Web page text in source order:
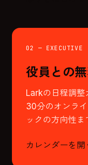
02 — EXECUTIVE
役員との
Larkの日程調整
30分のオンラ
ックの方向性ま
カレンダーを